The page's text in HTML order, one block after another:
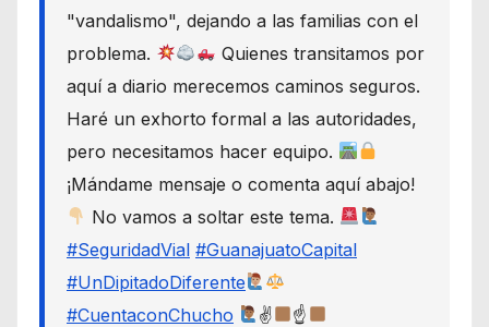
"vandalismo", dejando a las familias con el
problema.
Quienes transitamos por
aquí a diario merecemos caminos seguros.
Haré un exhorto formal a las autoridades,
pero necesitamos hacer equipo.
¡Mándame mensaje o comenta aquí abajo!
No vamos a soltar este tema.
#SeguridadVial #GuanajuatoCapital
#UnDipitadoDiferente
#CuentaconChucho
✌
☝